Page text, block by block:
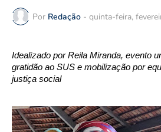
Por Redação - quinta-feira,
Idealizado por Reila Miranda, evento
gratidão ao SUS e mobilização por
justiça social